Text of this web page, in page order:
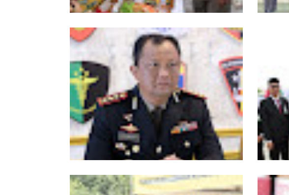
Meriahkan HUT Ke-81 Kemerdekaan RI,
Polda Aceh Gelar Lomba Memasak Nasi
Goreng dan Aneka Minuman
dan